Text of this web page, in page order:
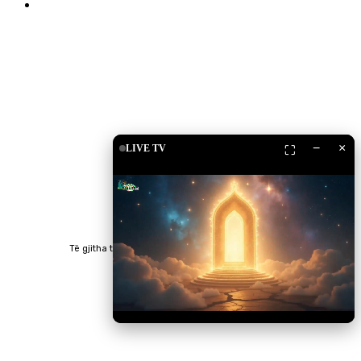
Të gjitha të drejtat e rezervuara © 2023 RTV Islam.
LIVE TV ⛶ − ×